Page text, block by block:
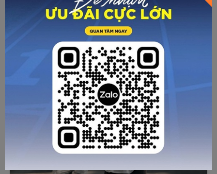
tượng chóng mặt khi chạy. Các bạn có thể tập trung giãn
cơ ở những vùng sụn, khớp gối, phần nối giữa các khớp để
gia tăng tính linh hoạt cho cơ thể.
Chạy bộ đúng cách